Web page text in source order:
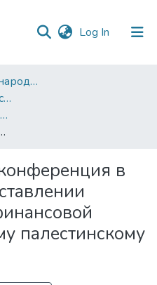
Log In (current)
09. Факультет міжнародних відносин, політології та соціології
Міжнародні відносини, суспільні комунікації та регіональні студії
Статті та доповіді ФМВПС (Міжнародні відносини, суспільні комунікації та регіональні студії)
поддержки новому палестинскому правительству
в
палестинскому